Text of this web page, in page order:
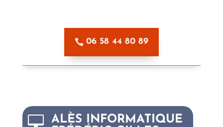
06 58 44 80 89

ALÈS INFORMATIQUE